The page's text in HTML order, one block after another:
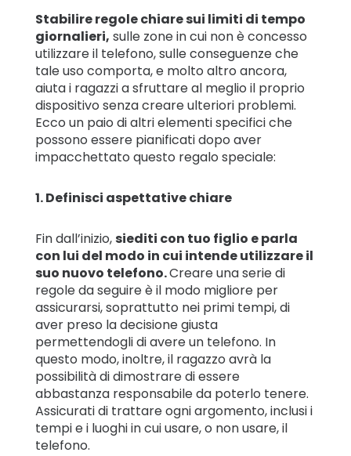
Stabilire regole chiare sui limiti di tempo
giornalieri, sulle zone in cui non è concesso
utilizzare il telefono, sulle conseguenze che
tale uso comporta, e molto altro ancora,
aiuta i ragazzi a sfruttare al meglio il proprio
dispositivo senza creare ulteriori problemi.
Ecco un paio di altri elementi specifici che
possono essere pianificati dopo aver
impacchettato questo regalo speciale:
1. Definisci aspettative chiare
Fin dall’inizio, siediti con tuo figlio e parla
con lui del modo in cui intende utilizzare il
suo nuovo telefono.Creare una serie di
regole da seguire è il modo migliore per
assicurarsi, soprattutto nei primi tempi, di
aver preso la decisione giusta
permettendogli di avere un telefono. In
questo modo, inoltre, il ragazzo avrà la
possibilità di dimostrare di essere
abbastanza responsabile da poterlo tenere.
Assicurati di trattare ogni argomento, inclusi i
tempi e i luoghi in cui usare, o non usare, il
telefono.